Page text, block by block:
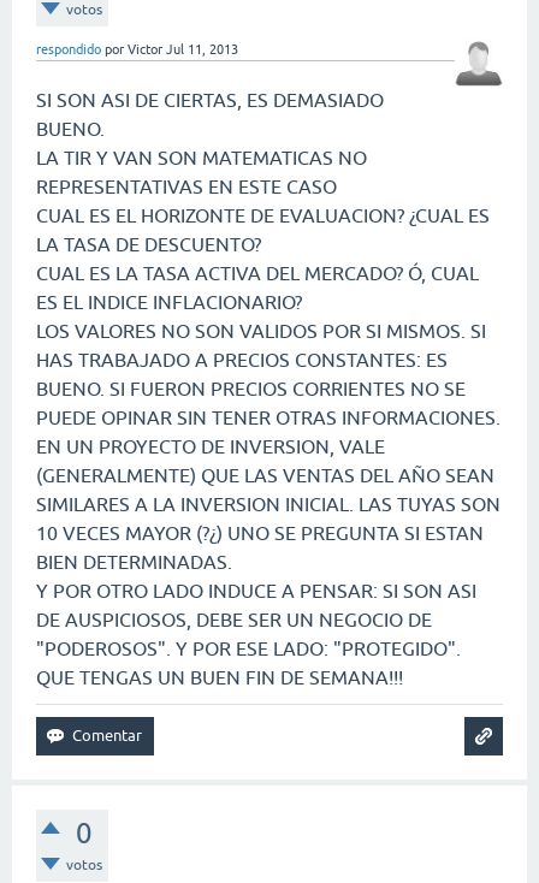
votos
respondido por Victor Jul 11, 2013
SI SON ASI DE CIERTAS, ES DEMASIADO
BUENO.
LA TIR Y VAN SON MATEMATICAS NO
REPRESENTATIVAS EN ESTE CASO
CUAL ES EL HORIZONTE DE EVALUACION? ¿CUAL ES
LA TASA DE DESCUENTO?
CUAL ES LA TASA ACTIVA DEL MERCADO? Ó, CUAL
ES EL INDICE INFLACIONARIO?
LOS VALORES NO SON VALIDOS POR SI MISMOS. SI
HAS TRABAJADO A PRECIOS CONSTANTES: ES
BUENO. SI FUERON PRECIOS CORRIENTES NO SE
PUEDE OPINAR SIN TENER OTRAS INFORMACIONES.
EN UN PROYECTO DE INVERSION, VALE
(GENERALMENTE) QUE LAS VENTAS DEL AÑO SEAN
SIMILARES A LA INVERSION INICIAL. LAS TUYAS SON
10 VECES MAYOR (?¿) UNO SE PREGUNTA SI ESTAN
BIEN DETERMINADAS.
Y POR OTRO LADO INDUCE A PENSAR: SI SON ASI
DE AUSPICIOSOS, DEBE SER UN NEGOCIO DE
"PODEROSOS". Y POR ESE LADO: "PROTEGIDO".
QUE TENGAS UN BUEN FIN DE SEMANA!!!
0
votos